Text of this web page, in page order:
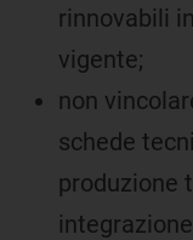
rinnovabili
vigente;
non
schede
produzione